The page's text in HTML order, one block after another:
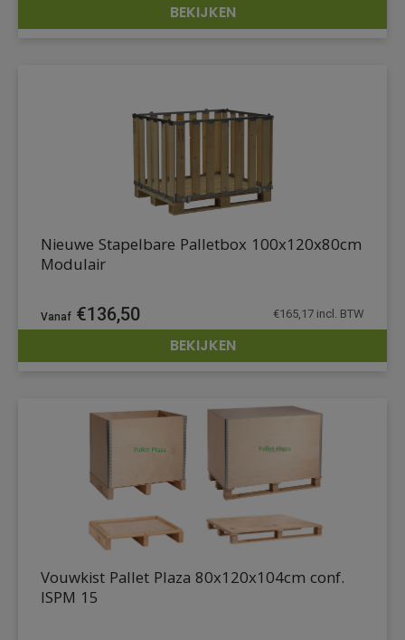
DETAILS
BEKIJKEN
DETAILS
Nieuwe Stapelbare Palletbox 100x120x80cm
Modulair
€136,50 €165,17 incl. BTW
BEKIJKEN
Vouwkist Pallet Plaza 80x120x104cm conf.
ISPM 15